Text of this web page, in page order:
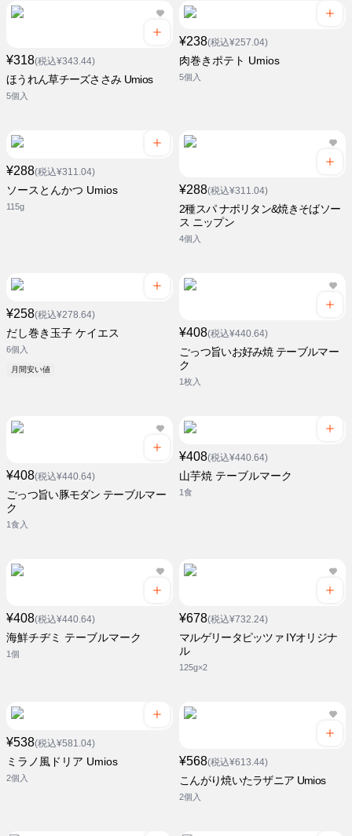
¥318(税込¥343.44)
ほうれん草チーズささみ Umios
5個入
¥238(税込¥257.04)
肉巻きポテト Umios
5個入
¥288(税込¥311.04)
ソースとんかつ Umios
115g
¥288(税込¥311.04)
2種スパ ナポリタン&焼きそばソー
ス ニップン
4個入
¥258(税込¥278.64)
だし巻き玉子 ケイエス
6個入
月間安い値
¥408(税込¥440.64)
ごっつ旨いお好み焼 テーブルマー
ク
1枚入
¥408(税込¥440.64)
ごっつ旨い豚モダン テーブルマー
ク
1食入
¥408(税込¥440.64)
山芋焼 テーブルマーク
1食
¥408(税込¥440.64)
海鮮チヂミ テーブルマーク
1個
¥678(税込¥732.24)
マルゲリータピッツァ IYオリジナ
ル
125g×2
¥538(税込¥581.04)
ミラノ風ドリア Umios
2個入
¥568(税込¥613.44)
こんがり焼いたラザニア Umios
2個入